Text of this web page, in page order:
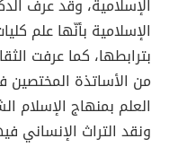
الإسلامية، وقد عرف
الإسلامية بأنّها علم
بترابطها، كما عرفت
من الأساتذة المختصين
العلم بمنهاج الإسلام
ونقد التراث الإنساني